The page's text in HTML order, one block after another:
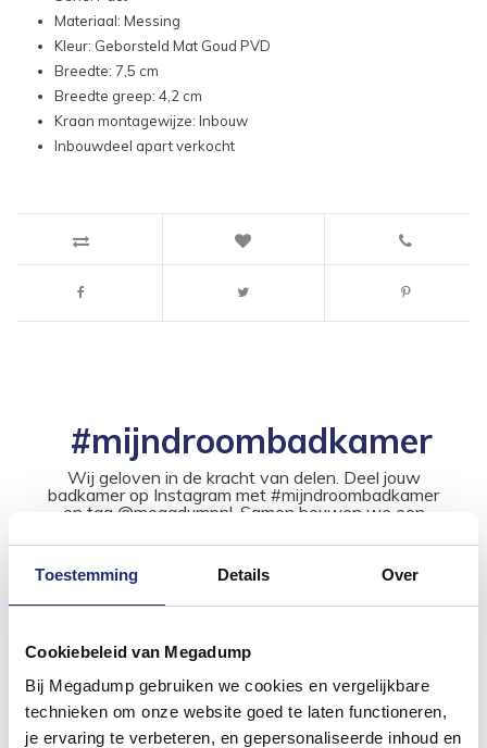
Toestemming Details Over
Cookiebeleid van Megadump
Bij Megadump gebruiken we cookies en vergelijkbare
technieken om onze website goed te laten functioneren,
je ervaring te verbeteren, en gepersonaliseerde inhoud en
Materiaal: Messing
Kleur: Geborsteld Mat Goud PVD
Breedte: 7,5 cm
Breedte greep: 4,2 cm
Kraan montagewijze: Inbouw
Inbouwdeel apart verkocht
#mijndroombadkamer
Wij geloven in de kracht van delen. Deel jouw
badkamer op Instagram met #mijndroombadkamer
en tag @megadumpnl. Samen bouwen we een
badkamerstijlen. Doe je mee?